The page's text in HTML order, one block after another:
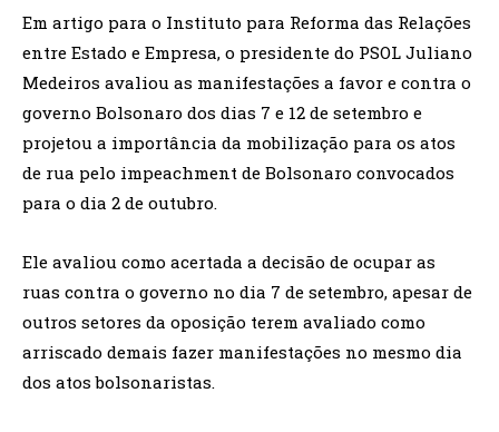
Em artigo para o Instituto para Reforma das Relações
entre Estado e Empresa, o presidente do PSOL Juliano
Medeiros avaliou as manifestações a favor e contra o
governo Bolsonaro dos dias 7 e 12 de setembro e
projetou a importância da mobilização para os atos
de rua pelo impeachment de Bolsonaro convocados
para o dia 2 de outubro.
Ele avaliou como acertada a decisão de ocupar as
ruas contra o governo no dia 7 de setembro, apesar de
outros setores da oposição terem avaliado como
arriscado demais fazer manifestações no mesmo dia
dos atos bolsonaristas.